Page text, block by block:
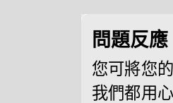
問題反應
您可將您
我們都用